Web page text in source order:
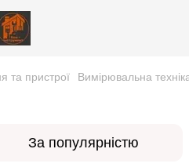
та пристрої Вимірювальна
За популярністю